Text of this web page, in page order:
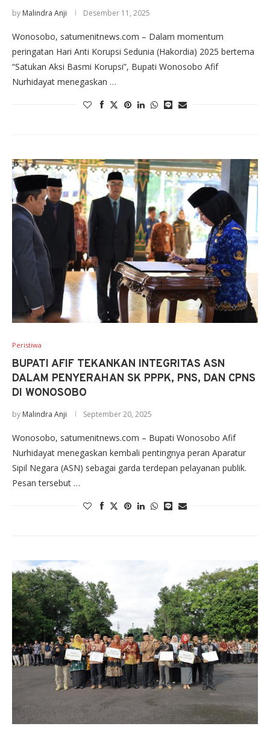
by Malindra Anji Desember 11, 2025
Wonosobo, satumenitnews.com – Dalam momentum
peringatan Hari Anti Korupsi Sedunia (Hakordia) 2025 bertema
“Satukan Aksi Basmi Korupsi”, Bupati Wonosobo Afif
Nurhidayat menegaskan …
Peristiwa
BUPATI AFIF TEKANKAN INTEGRITAS ASN
DALAM PENYERAHAN SK PPPK, PNS, DAN CPNS
DI WONOSOBO
by Malindra Anji September 20, 2025
Wonosobo, satumenitnews.com – Bupati Wonosobo Afif
Nurhidayat menegaskan kembali pentingnya peran Aparatur
Sipil Negara (ASN) sebagai garda terdepan pelayanan publik.
Pesan tersebut …